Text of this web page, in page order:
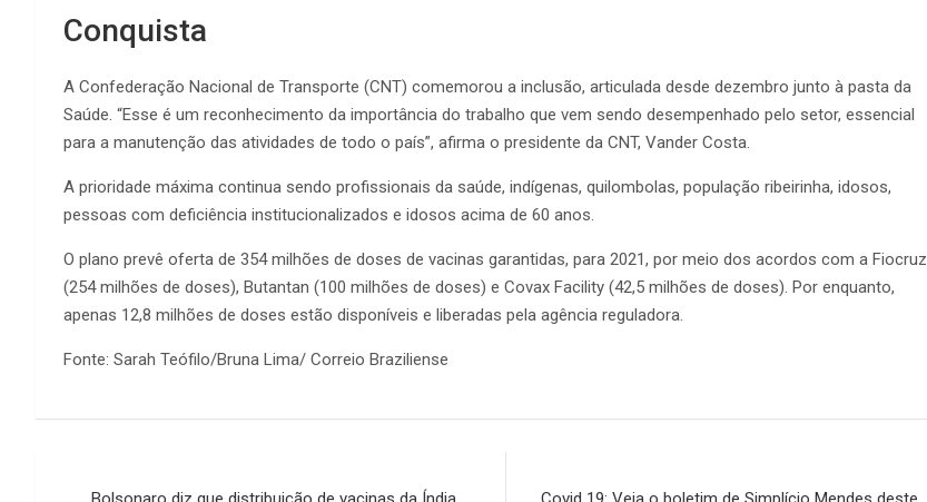
Conquista
A Confederação Nacional de Transporte (CNT) comemorou a inclusão, articulada desde dezembro junto à pasta da
Saúde. “Esse é um reconhecimento da importância do trabalho que vem sendo desempenhado pelo setor, essencial
para a manutenção das atividades de todo o país”, afirma o presidente da CNT, Vander Costa.
A prioridade máxima continua sendo profissionais da saúde, indígenas, quilombolas, população ribeirinha, idosos,
pessoas com deficiência institucionalizados e idosos acima de 60 anos.
O plano prevê oferta de 354 milhões de doses de vacinas garantidas, para 2021, por meio dos acordos com a Fiocruz
(254 milhões de doses), Butantan (100 milhões de doses) e Covax Facility (42,5 milhões de doses). Por enquanto,
apenas 12,8 milhões de doses estão disponíveis e liberadas pela agência reguladora.
Fonte: Sarah Teófilo/Bruna Lima/ Correio Braziliense